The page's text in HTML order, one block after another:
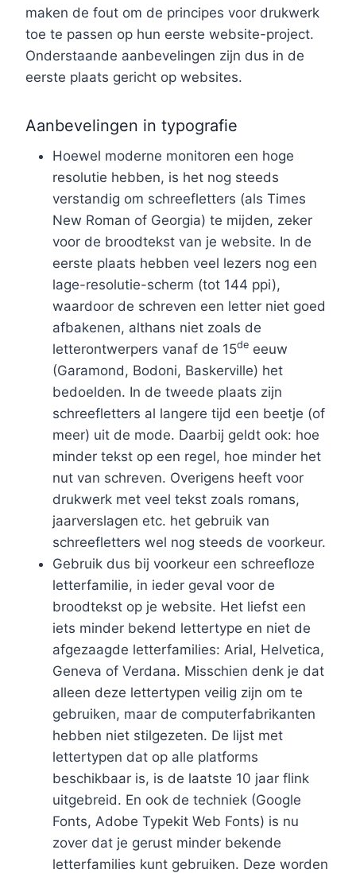
maken de fout om de principes voor drukwerk
toe te passen op hun eerste website-project.
Onderstaande aanbevelingen zijn dus in de
eerste plaats gericht op websites.
Aanbevelingen in typografie
Hoewel moderne monitoren een hoge
resolutie hebben, is het nog steeds
verstandig om schreefletters (als Times
New Roman of Georgia) te mijden, zeker
voor de broodtekst van je website. In de
eerste plaats hebben veel lezers nog een
lage-resolutie-scherm (tot 144 ppi),
waardoor de schreven een letter niet goed
afbakenen, althans niet zoals de
letterontwerpers vanaf de 15de eeuw
(Garamond, Bodoni, Baskerville) het
bedoelden. In de tweede plaats zijn
schreefletters al langere tijd een beetje (of
meer) uit de mode. Daarbij geldt ook: hoe
minder tekst op een regel, hoe minder het
nut van schreven. Overigens heeft voor
drukwerk met veel tekst zoals romans,
jaarverslagen etc. het gebruik van
schreefletters wel nog steeds de voorkeur.
Gebruik dus bij voorkeur een schreefloze
letterfamilie, in ieder geval voor de
broodtekst op je website. Het liefst een
iets minder bekend lettertype en niet de
afgezaagde letterfamilies: Arial, Helvetica,
Geneva of Verdana. Misschien denk je dat
alleen deze lettertypen veilig zijn om te
gebruiken, maar de computerfabrikanten
hebben niet stilgezeten. De lijst met
lettertypen dat op alle platforms
beschikbaar is, is de laatste 10 jaar flink
uitgebreid. En ook de techniek (Google
Fonts, Adobe Typekit Web Fonts) is nu
zover dat je gerust minder bekende
letterfamilies kunt gebruiken. Deze worden